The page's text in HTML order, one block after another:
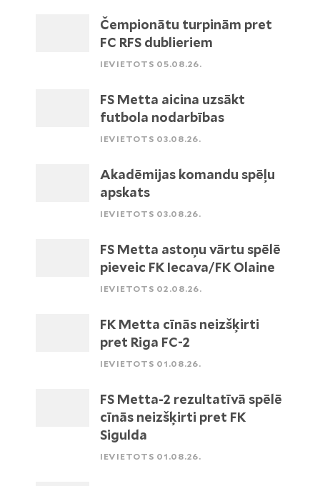
Čempionātu turpinām pret
FC RFS dublieriem
IEVIETOTS 05.08.26.
FS Metta aicina uzsākt
futbola nodarbības
IEVIETOTS 03.08.26.
Akadēmijas komandu spēļu
apskats
IEVIETOTS 03.08.26.
FS Metta astoņu vārtu spēlē
pieveic FK Iecava/FK Olaine
IEVIETOTS 02.08.26.
FK Metta cīnās neizšķirti
pret Riga FC-2
IEVIETOTS 01.08.26.
FS Metta-2 rezultatīvā spēlē
cīnās neizšķirti pret FK
Sigulda
IEVIETOTS 01.08.26.